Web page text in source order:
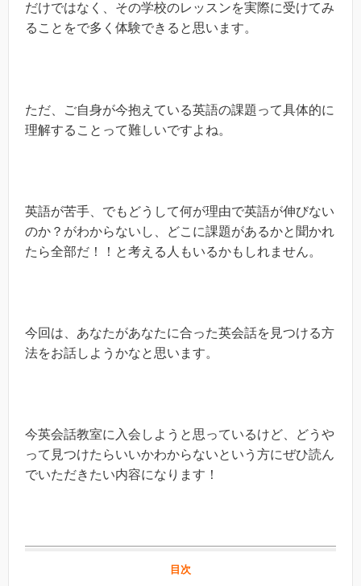
だけではなく、その学校のレッスンを実際に受けてみ
ることをで多く体験できると思います。
ただ、ご自身が今抱えている英語の課題って具体的に
理解することって難しいですよね。
英語が苦手、でもどうして何が理由で英語が伸びない
のか？がわからないし、どこに課題があるかと聞かれ
たら全部だ！！と考える人もいるかもしれません。
今回は、あなたがあなたに合った英会話を見つける方
法をお話しようかなと思います。
今英会話教室に入会しようと思っているけど、どうや
って見つけたらいいかわからないという方にぜひ読ん
でいただきたい内容になります！
目次